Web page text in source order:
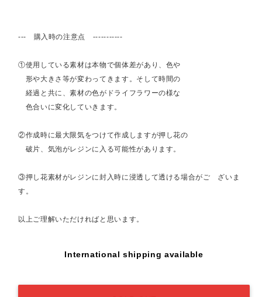
--- 購入時の注意点 -----------
①使用している素材は本物で個体差があり、色や
形や大きさ等が変わってきます。そして時間の
経過と共に、素材の色がドライフラワーの様な
色合いに変化していきます。
②作成時に最大限気をつけて作成しますが押し花の
破片、気泡がレジンに入る可能性があります。
③押し花素材がレジンに封入時に浸透して透ける場合がご ざいま
す。
以上ご理解いただければと思います。
International shipping available